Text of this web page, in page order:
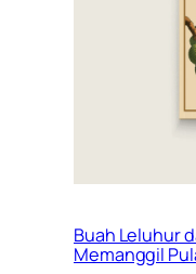
Buah Leluhur
Memanggil